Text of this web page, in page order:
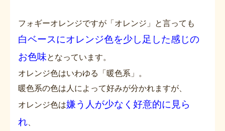
フォギーオレンジですが「オレンジ」と言っても
白ベースにオレンジ色を少し足した感じの
お色味となっています。
オレンジ色はいわゆる「暖色系」。
暖色系の色は人によって好みが分かれますが、
オレンジ色は嫌う人が少なく好意的に見ら
れ、